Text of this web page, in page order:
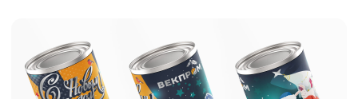
организацию интерактивных зон
взаимодействия с посетителями
выставки. Грамотное оформление
позволяет привлечь внимание целевой